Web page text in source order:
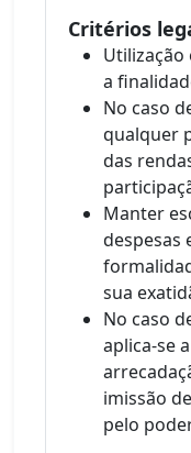
Critérios
a
No caso
qualquer
das
Manter
despesas
sua
No caso
aplica-se
imissão
pelo